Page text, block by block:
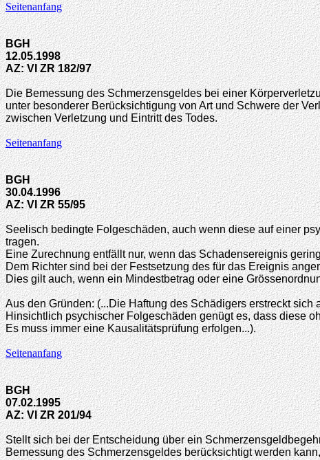
Seitenanfang
BGH
12.05.1998
AZ: VI ZR 182/97
Die Bemessung des Schmerzensgeldes bei einer
unter besonderer Berücksichtigung von Art und Schwere der
zwischen Verletzung und Eintritt des Todes.
Seitenanfang
BGH
30.04.1996
AZ: VI ZR 55/95
Seelisch bedingte Folgeschäden, auch wenn diese auf einer
tragen.
Eine Zurechnung entfällt nur, wenn das Schadensereignis
Dem Richter sind bei der Festsetzung des für das Ereignis
Dies gilt auch, wenn ein Mindestbetrag oder eine
Aus den Gründen: (...Die Haftung des Schädigers erstreckt
Hinsichtlich psychischer Folgeschäden genügt es, dass diese
Es muss immer eine Kausalitätsprüfung erfolgen...).
Seitenanfang
BGH
07.02.1995
AZ: VI ZR 201/94
Stellt sich bei der Entscheidung über ein
Bemessung des Schmerzensgeldes berücksichtigt werden